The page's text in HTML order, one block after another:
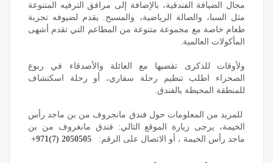
مجال الضيافة الفندقية، بالإضافة إلى مرافق الترفيه المتنوعة
مثل السبا، والصالة الرياضية، والمسبح. يقدم لضيوفه تجربة
طعام خاصة مع مجموعة متنوعة من المطاعم التي تقدم أشهى
المأكولات العالمية.
ولأوقات للذكرى تقضيها مع العائلة والأصدقاء في ربوع
الصحراء اطلب تنظيم رحلة سفاري، أو رحلة اسكتشاف
للمنطقة المحيطة بالفندق.
للمزيد من المعلومات حول فندق مانجروف من بن ماجد رأس
الخيمة، يرجى زيارة الموقع التالي: فندق مانغروف من بن
ماجد رأس الخيمة ، أو الاتصال على الرقم: +971(7) 2050505